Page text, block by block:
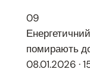
09
помирають
08.01.2026 ·